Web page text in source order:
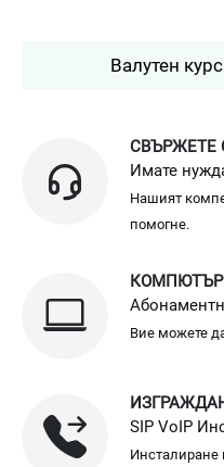
Валутен
СВЪРЖЕТЕ
Имате
Нашият
помогне.
Вие можете
SIP VoIP
Инсталиране